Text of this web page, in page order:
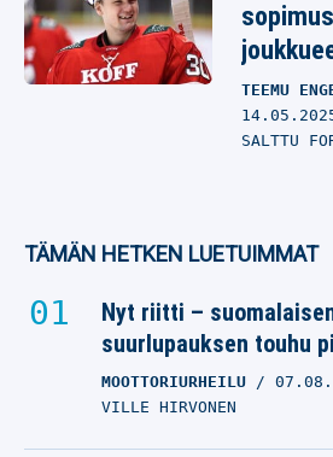
TEEMU
SALTTU
TÄMÄN HETKEN LUETUIMMAT
Nyt riitti –
suurlupauksen touhu
MOOTTORIURHEILU
VILLE HIRVONEN